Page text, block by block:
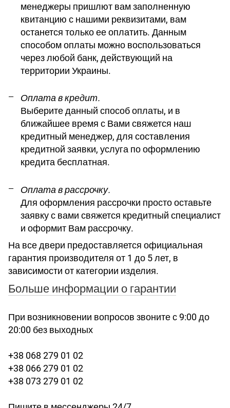
менеджеры пришлют вам заполненную
квитанцию с нашими реквизитами, вам
останется только ее оплатить. Данным
способом оплаты можно воспользоваться
через любой банк, действующий на
территории Украины.
Оплата в кредит.
Выберите данный способ оплаты, и в
ближайшее время с Вами свяжется наш
кредитный менеджер, для составления
кредитной заявки, услуга по оформлению
кредита бесплатная.
Оплата в рассрочку.
Для оформления рассрочки просто оставьте
заявку с вами свяжется кредитный специалист
и оформит Вам рассрочку.
На все двери предоставляется официальная
гарантия производителя от 1 до 5 лет, в
зависимости от категории изделия.
Больше информации о гарантии
При возникновении вопросов звоните с 9:00 до
20:00 без выходных
+38 068 279 01 02
+38 066 279 01 02
+38 073 279 01 02